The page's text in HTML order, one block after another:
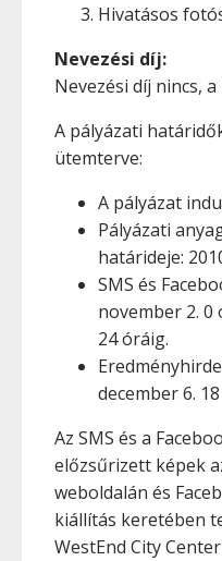
Hivatásos
Nevezési díj:
Nevezési díj nincs,
A pályázati
ütemterve:
A pályázat
Pályázati
határideje:
SMS és
november 2. 0
24 óráig.
december 6.
Az SMS és a
előzsűrizett képek
weboldalán és
kiállítás keretében
WestEnd City